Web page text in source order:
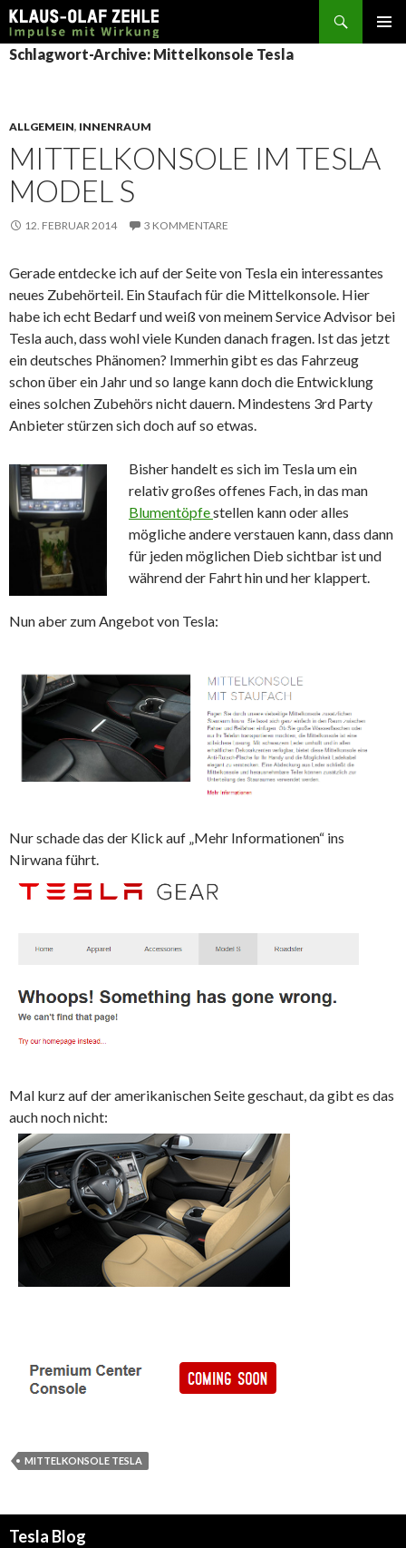
Suchen
SPRINGE
ZUM
Schlagwort-Archive: Mittelkonsole Tesla
ALLGEMEIN, INNENRAUM
MITTELKONSOLE IM TESLA
MODEL S
12. FEBRUAR 2014 3 KOMMENTARE
Gerade entdecke ich auf der Seite von Tesla ein interessantes
neues Zubehörteil. Ein Staufach für die Mittelkonsole. Hier
habe ich echt Bedarf und weiß von meinem Service Advisor bei
Tesla auch, dass wohl viele Kunden danach fragen. Ist das jetzt
ein deutsches Phänomen? Immerhin gibt es das Fahrzeug
schon über ein Jahr und so lange kann doch die Entwicklung
eines solchen Zubehörs nicht dauern. Mindestens 3rd Party
Anbieter stürzen sich doch auf so etwas.
Bisher handelt es sich im Tesla um ein
relativ großes offenes Fach, in das man
Blumentöpfestellen kann oder alles
mögliche andere verstauen kann, dass dann
für jeden möglichen Dieb sichtbar ist und
während der Fahrt hin und her klappert.
Nun aber zum Angebot von Tesla:
Nur schade das der Klick auf „Mehr Informationen“ ins
Nirwana führt.
Mal kurz auf der amerikanischen Seite geschaut, da gibt es das
auch noch nicht:
MITTELKONSOLE TESLA
Tesla Blog